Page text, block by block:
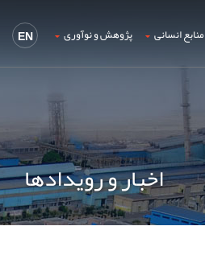
EN منابع انسانی پژوهش و نوآوری
اخبار و رویدادها